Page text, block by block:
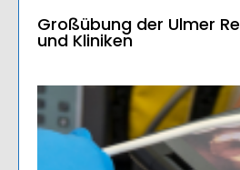
Großübung der Ulmer
und Kliniken